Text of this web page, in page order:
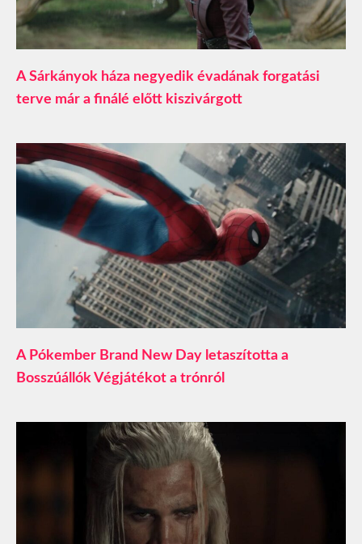
A Sárkányok háza negyedik évadának forgatási
terve már a finálé előtt kiszivárgott
A Pókember Brand New Day letaszította a
Bosszúállók Végjátékot a trónról